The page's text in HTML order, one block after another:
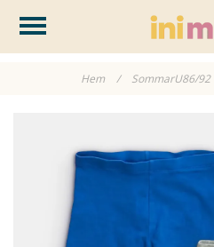
Hem / SommarU86/92